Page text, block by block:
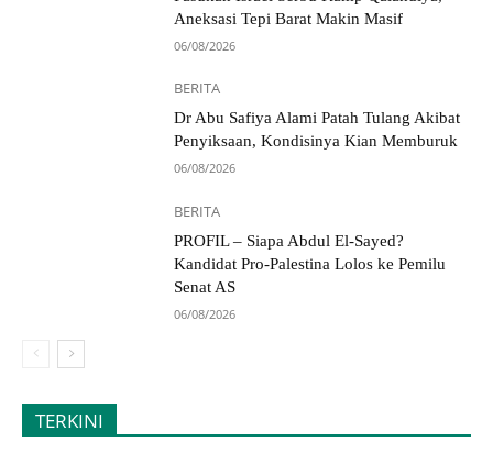
Aneksasi Tepi Barat Makin Masif
06/08/2026
BERITA
Dr Abu Safiya Alami Patah Tulang Akibat
Penyiksaan, Kondisinya Kian Memburuk
06/08/2026
BERITA
PROFIL – Siapa Abdul El-Sayed?
Kandidat Pro-Palestina Lolos ke Pemilu
Senat AS
06/08/2026
TERKINI